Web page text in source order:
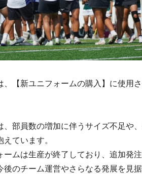
【新ユニフォームの購入】に使用
部員数の増加に伴うサイズ不足や
ています。
ームは生産が終了しており、追加発
後のチーム運営やさらなる発展を見